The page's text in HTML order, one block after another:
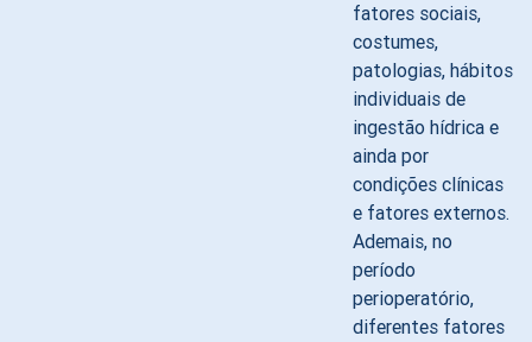
fatores sociais,
costumes,
patologias, hábitos
individuais de
ingestão hídrica e
ainda por
condições clínicas
e fatores externos.
Ademais, no
período
perioperatório,
diferentes fatores